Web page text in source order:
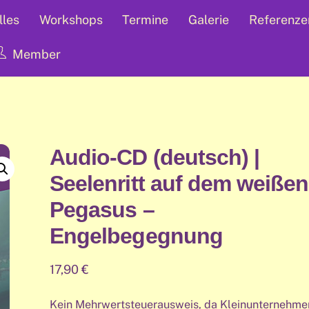
Workshops Termine Galerie
Member
Audio-CD (deutsch) |
Seelenritt auf dem weißen
Pegasus –
Engelbegegnung
17,90€
Kein Mehrwertsteuerausweis, da